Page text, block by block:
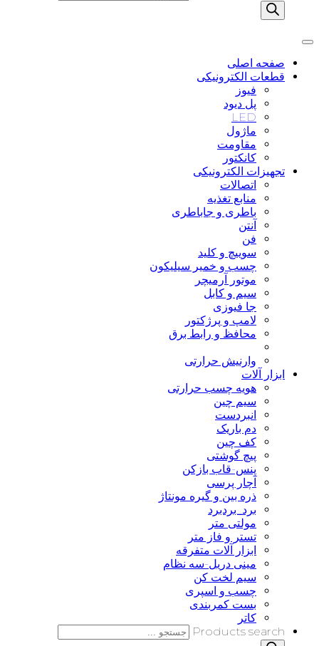
صفحه اصلی
قطعات الکترونیکی
فیوز
پل دیود
LED
ماژول
مقاومت
کانکتور
تجهیزات الکترونیکی
اتصالات
منابع تغذیه
باطری و جاباطری
آنتن
فن
سوییچ و کلید
چسب و خمیر سیلیکون
موتور آرمیچر
سیم و کابل
جا فیوزی
لامپ و پرژکتور
محافظ و رابط برق
وارنیش حرارتی
ابزار آلات
هویه چسب حرارتی
سیم چین
انبردست
دم باریک
کف چین
پیچ گوشتی
پنس-قاب بازکن
آچار پرسی
ذره بین و گیره مونتاژ
برد_بردبرد
مولتی متر
تستر و فاز متر
ابزار آلات متفرقه
مینی دریل-سه نظام
سیم لخت کن
چسب و اسپری
بست کمربندی
کاتر
Products search